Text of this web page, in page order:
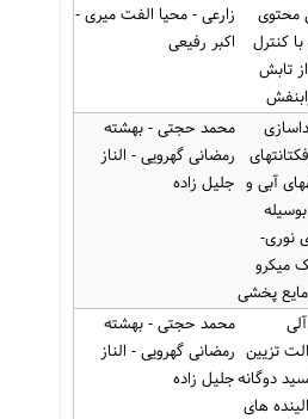
محتوی
کنترل
تابش
زارعی - محیا الفت میری -
اکبر رفیعی
آبی و
نوری-
میکرو
مایع پخشی
محمد حجتی - بهشته
رمضانی گهرویی - الناز
جلیل زاده
تزیین
دوگانه
های
محمد حجتی - بهشته
رمضانی گهرویی - الناز
جلیل زاده